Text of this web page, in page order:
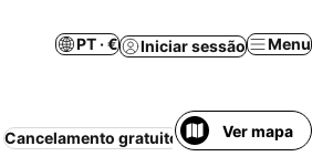
PT · € Iniciar sessão Menu
Cancelamento gratuito Ver mapa